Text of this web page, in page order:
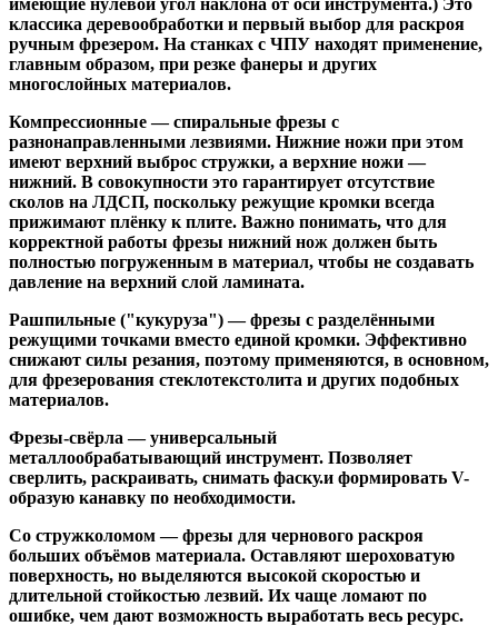
классика деревообработки и первый выбор для раскроя
ручным фрезером. На станках с ЧПУ находят применение,
главным образом, при резке фанеры и других
многослойных материалов.
Компрессионные— спиральные фрезы с
разнонаправленными лезвиями. Нижние ножи при этом
имеют верхний выброс стружки, а верхние ножи —
нижний. В совокупности это гарантирует отсутствие
сколов на ЛДСП, поскольку режущие кромки всегда
прижимают плёнку к плите. Важно понимать, что для
корректной работы фрезы нижний нож должен быть
полностью погруженным в материал, чтобы не создавать
давление на верхний слой ламината.
Рашпильные ("кукуруза")— фрезы с разделёнными
режущими точками вместо единой кромки. Эффективно
снижают силы резания, поэтому применяются, в основном,
для фрезерования стеклотекстолита и других подобных
материалов.
Фрезы-свёрла — универсальный
металлообрабатывающий инструмент. Позволяет
сверлить, раскраивать, снимать фаску.и формировать V-
образую канавку по необходимости.
Со стружколомом— фрезы для чернового раскроя
больших объёмов материала. Оставляют шероховатую
поверхность, но выделяются высокой скоростью и
длительной стойкостью лезвий. Их чаще ломают по
ошибке, чем дают возможность выработать весь ресурс.